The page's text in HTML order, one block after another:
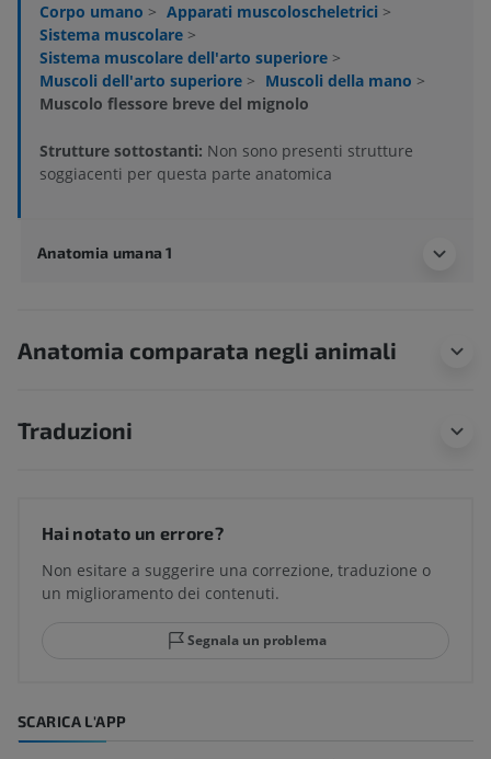
Corpo umano > Apparati muscoloscheletrici >
Sistema muscolare >
Sistema muscolare dell'arto superiore >
Muscoli dell'arto superiore > Muscoli della mano >
Muscolo flessore breve del mignolo
Strutture sottostanti: Non sono presenti strutture
soggiacenti per questa parte anatomica
Anatomia umana 1
Anatomia comparata negli animali
Traduzioni
Hai notato un errore?
Non esitare a suggerire una correzione, traduzione o
un miglioramento dei contenuti.
Segnala un problema
SCARICA L'APP